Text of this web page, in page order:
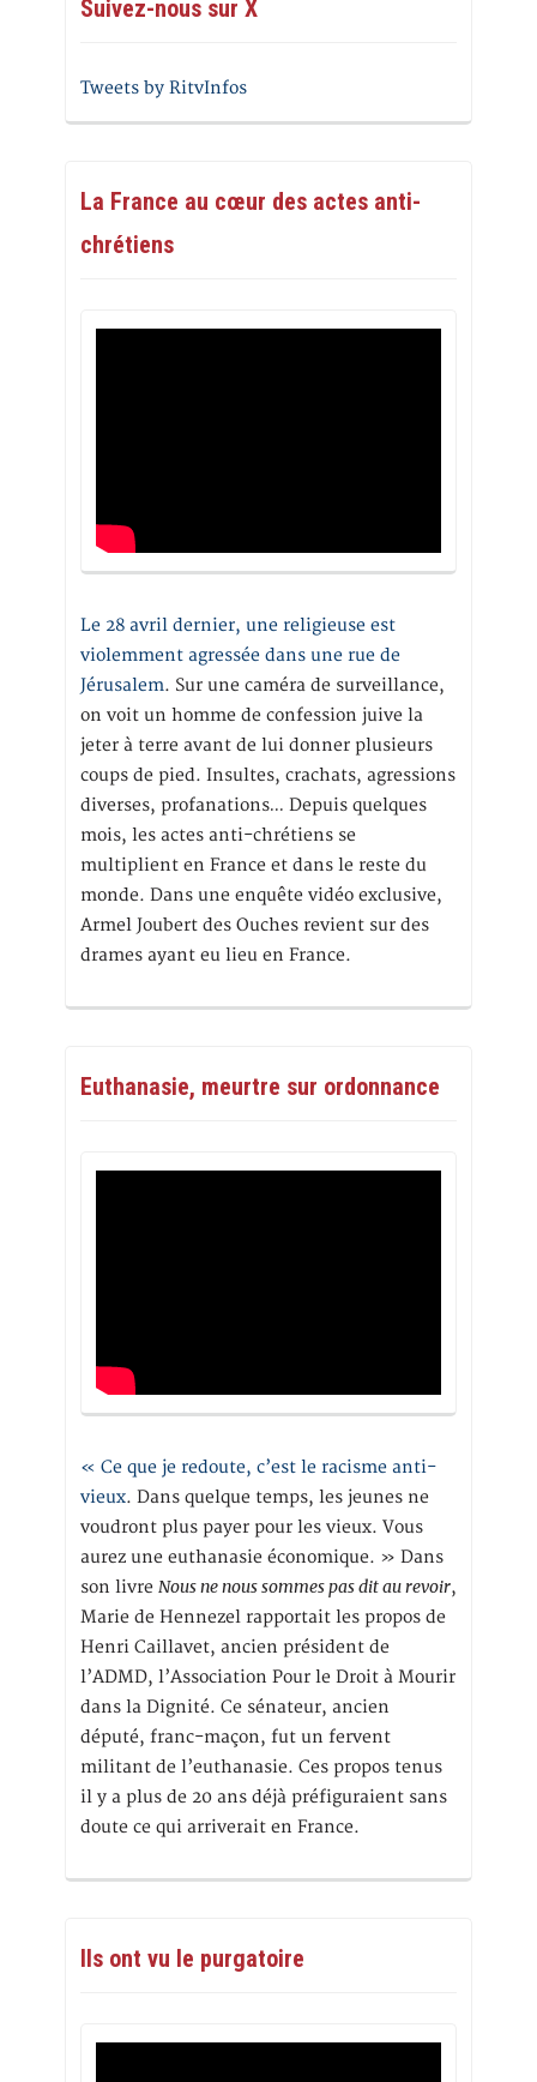
Suivez-nous sur X
Tweets by RitvInfos
La France au cœur des actes anti-
chrétiens
Le 28 avril dernier, une religieuse est
violemment agressée dans une rue de
Jérusalem. Sur une caméra de surveillance,
on voit un homme de confession juive la
jeter à terre avant de lui donner plusieurs
coups de pied. Insultes, crachats, agressions
diverses, profanations… Depuis quelques
mois, les actes anti-chrétiens se
multiplient en France et dans le reste du
monde. Dans une enquête vidéo exclusive,
Armel Joubert des Ouches revient sur des
drames ayant eu lieu en France.
Euthanasie, meurtre sur ordonnance
« Ce que je redoute, c’est le racisme anti-
vieux. Dans quelque temps, les jeunes ne
voudront plus payer pour les vieux. Vous
aurez une euthanasie économique. » Dans
son livre Nous ne nous sommes pas dit au revoir,
Marie de Hennezel rapportait les propos de
Henri Caillavet, ancien président de
l’ADMD, l’Association Pour le Droit à Mourir
dans la Dignité. Ce sénateur, ancien
député, franc-maçon, fut un fervent
militant de l’euthanasie. Ces propos tenus
il y a plus de 20 ans déjà préfiguraient sans
doute ce qui arriverait en France.
Ils ont vu le purgatoire